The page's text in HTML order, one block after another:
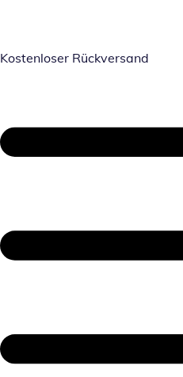
Kostenloser Rückversand